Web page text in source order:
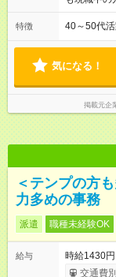
特徴 40～50代
気になる！
掲載元企
＜テンプの方
力多めの事務
派遣 職種未経験OK
給与
時給1430
交通費